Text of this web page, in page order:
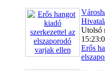
Utolsó
Erős